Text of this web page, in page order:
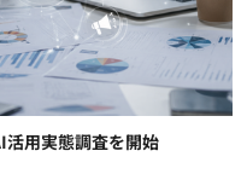
用実態調査を開始